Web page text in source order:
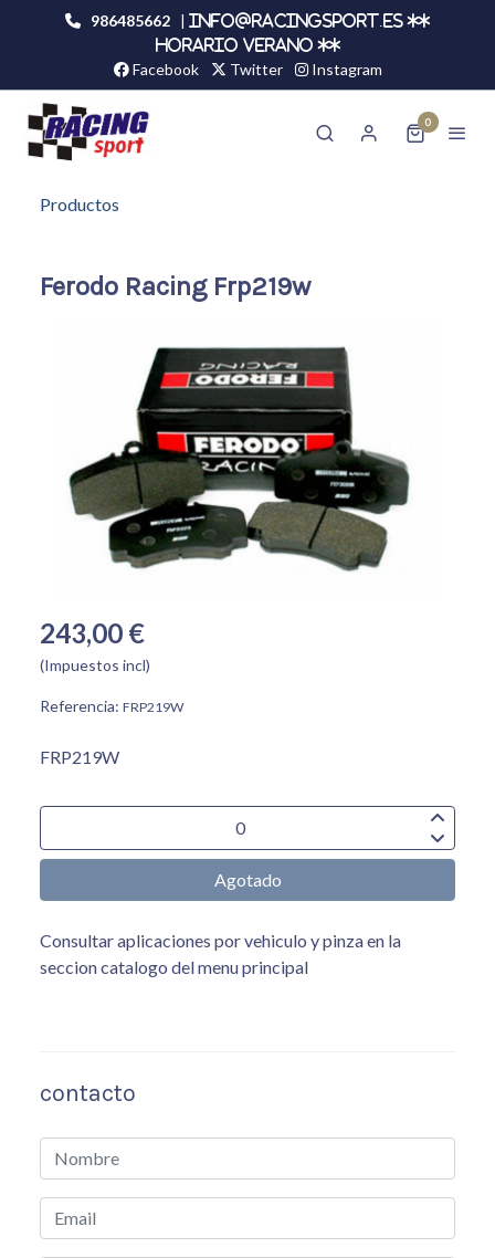
986485662 |
info@racingsport.es **
HORARIO VERANO **
Facebook Twitter Instagram
0
Productos
Ferodo Racing Frp219w
243,00 €
(Impuestos incl)
Referencia: FRP219W
FRP219W
Agotado
Consultar aplicaciones por vehiculo y pinza en la
seccion catalogo del menu principal
contacto